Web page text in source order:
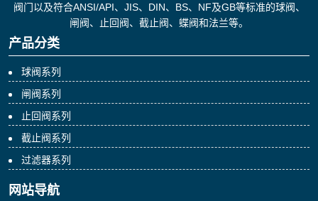
阀门以及符合ANSI/API、JIS、DIN、BS、NF及GB等标准的球阀、
闸阀、止回阀、截止阀、蝶阀和法兰等。
产品分类
球阀系列
闸阀系列
止回阀系列
截止阀系列
过滤器系列
网站导航